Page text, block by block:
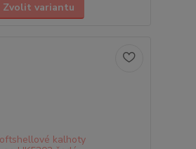
Zvolit variantu